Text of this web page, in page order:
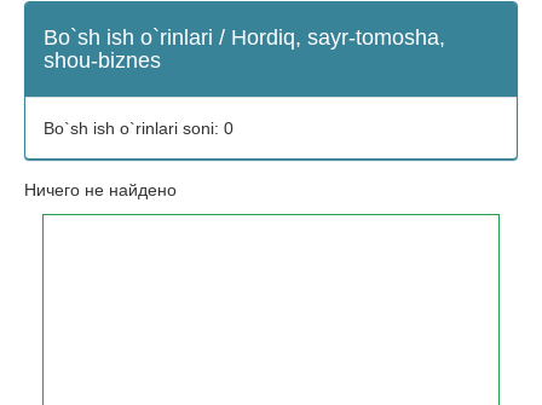
Bo`sh ish o`rinlari / Hordiq, sayr-tomosha,
shou-biznes
Bo`sh ish o`rinlari soni: 0
Ничего не найдено